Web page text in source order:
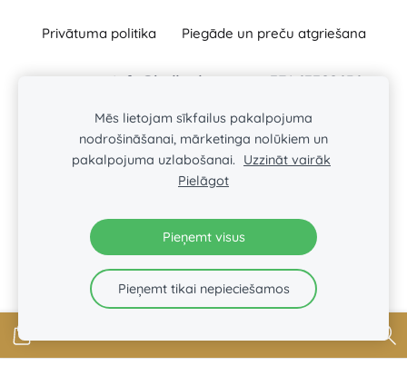
Privātuma politika Piegāde un preču atgriešana
info@ballas.lv +371 63322656
Baļļas, Kuldīgas novads, Turlavas pagasts, LV-3329
Reģ. Nr. : 46101008197
Seko mums:
Mēs lietojam sīkfailus pakalpojuma
nodrošināšanai, mārketinga nolūkiem un
pakalpojuma uzlabošanai.
Uzzināt vairāk
Pielāgot
Pieņemt visus
Pieņemt tikai nepieciešamos